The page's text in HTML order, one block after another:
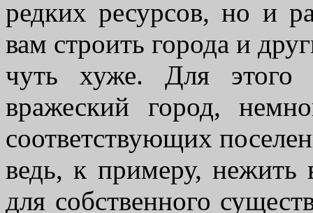
редких ресурсов, но и
вам строить города и
чуть хуже. Для этого
вражеский город,
соответствующих
ведь, к примеру, нежить
для собственного